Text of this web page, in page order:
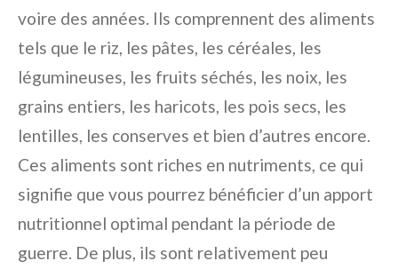
voire des années. Ils comprennent des aliments
tels que le riz, les pâtes, les céréales, les
légumineuses, les fruits séchés, les noix, les
grains entiers, les haricots, les pois secs, les
lentilles, les conserves et bien d’autres encore.
Ces aliments sont riches en nutriments, ce qui
signifie que vous pourrez bénéficier d’un apport
nutritionnel optimal pendant la période de
guerre. De plus, ils sont relativement peu